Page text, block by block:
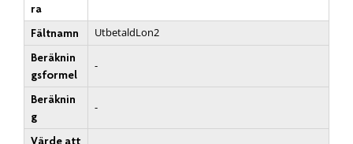
ra
Fältnamn
UtbetaldLon2
Beräknin
gsformel
-
Beräknin
g
-
Värde att